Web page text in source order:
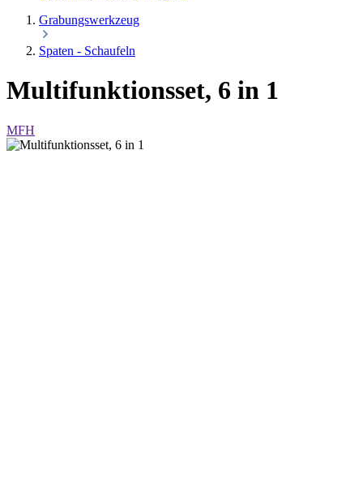
Grabungswerkzeug
Spaten - Schaufeln
Multifunktionsset, 6 in 1
MFH